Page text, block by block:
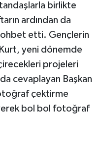
birlikte
ardından da
etti. Gençlerin
yeni dönemde
projeleri
cevaplayan Başkan
çektirme
bol bol fotoğraf